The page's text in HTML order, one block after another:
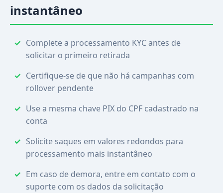
instantâneo
Complete a processamento KYC antes de
solicitar o primeiro retirada
Certifique-se de que não há campanhas com
rollover pendente
Use a mesma chave PIX do CPF cadastrado na
conta
Solicite saques em valores redondos para
processamento mais instantâneo
Em caso de demora, entre em contato com o
suporte com os dados da solicitação